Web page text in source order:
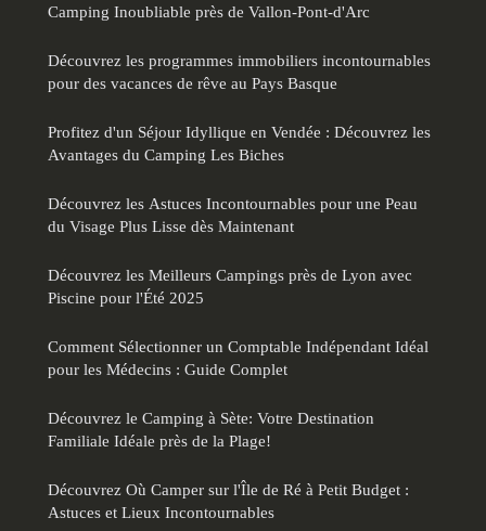
Camping Inoubliable près de Vallon-Pont-d'Arc
Découvrez les programmes immobiliers incontournables
pour des vacances de rêve au Pays Basque
Profitez d'un Séjour Idyllique en Vendée : Découvrez les
Avantages du Camping Les Biches
Découvrez les Astuces Incontournables pour une Peau
du Visage Plus Lisse dès Maintenant
Découvrez les Meilleurs Campings près de Lyon avec
Piscine pour l'Été 2025
Comment Sélectionner un Comptable Indépendant Idéal
pour les Médecins : Guide Complet
Découvrez le Camping à Sète: Votre Destination
Familiale Idéale près de la Plage!
Découvrez Où Camper sur l'Île de Ré à Petit Budget :
Astuces et Lieux Incontournables